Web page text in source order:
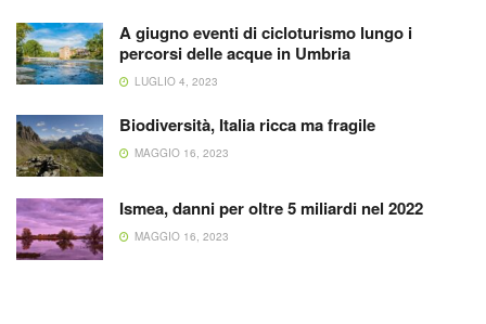
A giugno eventi di cicloturismo lungo i
percorsi delle acque in Umbria
LUGLIO 4, 2023
Biodiversità, Italia ricca ma fragile
MAGGIO 16, 2023
Ismea, danni per oltre 5 miliardi nel 2022
MAGGIO 16, 2023